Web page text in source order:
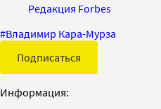
Редакция Forbes
#Владимир Кара-Мурза
Подписаться
Информация: